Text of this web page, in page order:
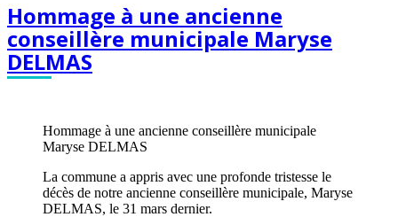
intercommunales
Hommage à une ancienne
conseillère municipale Maryse
DELMAS
Hommage à une ancienne conseillère municipale
Maryse DELMAS
La commune a appris avec une profonde tristesse le
décès de notre ancienne conseillère municipale, Maryse
DELMAS, le 31 mars dernier.